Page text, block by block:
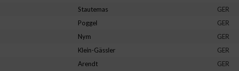
Stautemas GER
Poggel GER
Nym GER
Klein-Gässler GER
Arendt GER